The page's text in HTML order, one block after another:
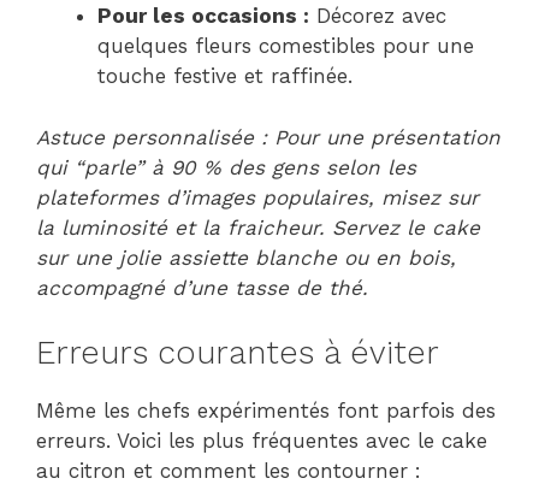
Pour les occasions : Décorez avec
quelques fleurs comestibles pour une
touche festive et raffinée.
Astuce personnalisée : Pour une présentation
qui “parle” à 90 % des gens selon les
plateformes d’images populaires, misez sur
la luminosité et la fraicheur. Servez le cake
sur une jolie assiette blanche ou en bois,
accompagné d’une tasse de thé.
Erreurs courantes à éviter
Même les chefs expérimentés font parfois des
erreurs. Voici les plus fréquentes avec le cake
au citron et comment les contourner :